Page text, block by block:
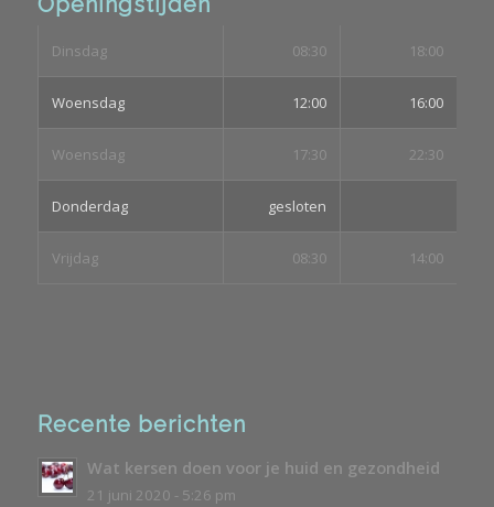
Dinsdag 08:30 18:00
Woensdag 12:00 16:00
Woensdag 17:30 22:30
Donderdag gesloten
Vrijdag 08:30 14:00
Recente berichten
Wat kersen doen voor je huid en gezondheid
21 juni 2020 - 5:26 pm